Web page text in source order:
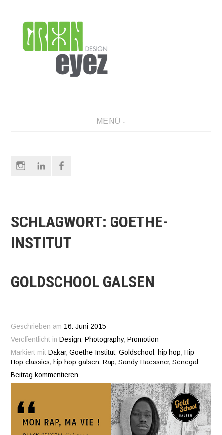
zum
Inhalt
graphic design & photography
MENÜ
InstagramLinkedIn
SCHLAGWORT: GOETHE-
INSTITUT
GOLDSCHOOL GALSEN
Geschrieben am 16. Juni 2015
Veröffentlicht in Design, Photography, Promotion
Markiert mit Dakar,Goethe-Institut,Goldschool , hip hop, Hip
Hop classics, hip hop galsen, Rap,Sandy Haessner,Senegal
Beitrag kommentieren